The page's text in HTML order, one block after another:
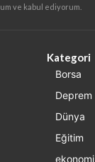
ve kabul ediyorum.
Kategori
Borsa
Deprem
Dünya
Eğitim
ekonomi